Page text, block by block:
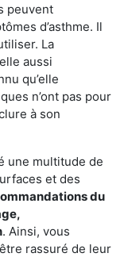
peuvent
d’asthme. Il
La
aussi
qu’elle
n’ont pas pour
à son
une multitude de
et des
du
. Ainsi, vous
rassuré de leur